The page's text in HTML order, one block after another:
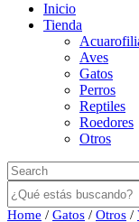
Inicio
Tienda
Aves
Gatos
Perros
Reptiles
Roedores
Otros
Buscar
Home / Gatos / Otros /